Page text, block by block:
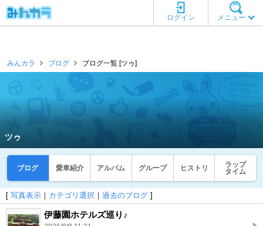
メニュー
ログイン
みんカラ ブログ ブログ一覧 [ツゥ]
ツゥ
ブログ 愛車紹介 アルバム グループ ヒストリ
ラップ
タイム
[ 写真表示 ｜ カテゴリ選択 ｜ 過去のブログ ]
伊藤園ホテルズ巡り♪